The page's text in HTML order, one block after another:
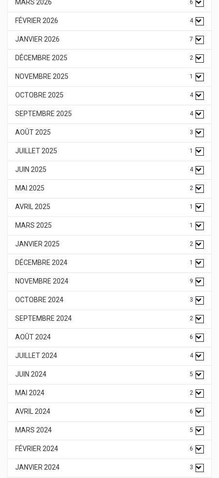
MARS 2026 6
FÉVRIER 2026 4
JANVIER 2026 7
DÉCEMBRE 2025 2
NOVEMBRE 2025 1
OCTOBRE 2025 4
SEPTEMBRE 2025 4
AOÛT 2025 3
JUILLET 2025 1
JUIN 2025 4
MAI 2025 2
AVRIL 2025 1
MARS 2025 1
JANVIER 2025 2
DÉCEMBRE 2024 1
NOVEMBRE 2024 9
OCTOBRE 2024 3
SEPTEMBRE 2024 2
AOÛT 2024 6
JUILLET 2024 4
JUIN 2024 5
MAI 2024 2
AVRIL 2024 6
MARS 2024 5
FÉVRIER 2024 6
JANVIER 2024 3